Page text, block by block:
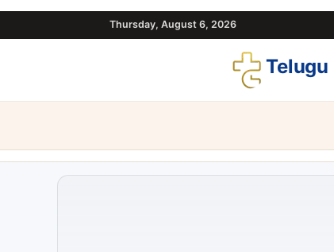
Thursday, August 6, 2026
Telugu